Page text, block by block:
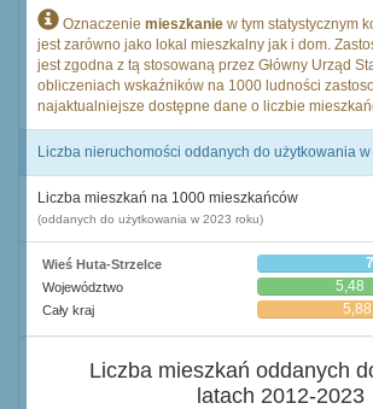
Oznaczenie mieszkanie w tym statystycznym
jest zarówno jako lokal mieszkalny jak i dom.
jest zgodna z tą stosowaną przez Główny Urząd
obliczeniach wskaźników na 1000 ludności
najaktualniejsze dostępne dane o liczbie
Liczba nieruchomości oddanych do użytkowania
Liczba mieszkań na 1000 mieszkańców
(oddanych do użytkowania w 2023 roku)
Wieś Huta-Strzelce
Województwo 5,48
Cały kraj 5,88
Liczba mieszkań oddanych
latach 2012-2023